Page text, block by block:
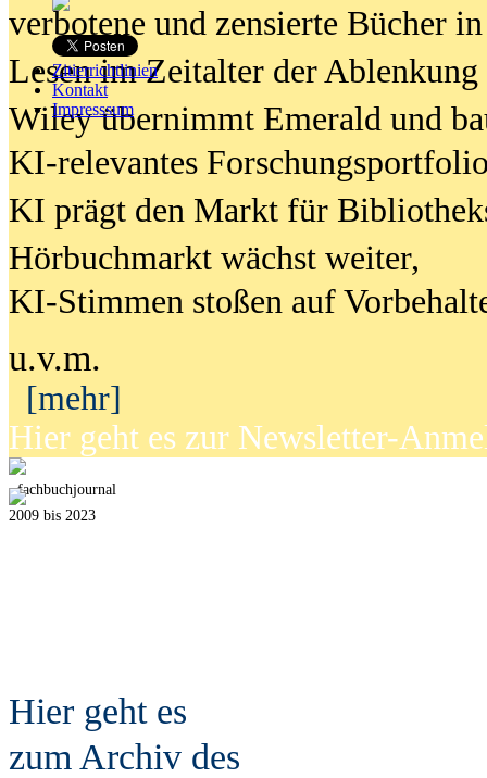
Zitierrichtlinien
Kontakt
Impresssum
verbotene und zensierte Bücher
Lesen im Zeitalter der Ablenkung
Wiley übernimmt Emerald und
KI-relevantes
KI prägt den Markt für
Hörbuchmarkt wächst weiter,
KI-Stimmen stoßen auf
u.v.m.
[mehr]
Hier geht es zur Newsletter-
fachbuchjournal
2009 bis 2023
Hier geht es
zum Archiv des